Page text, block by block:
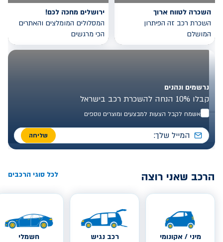
השכרה לטווח ארוך
השכרת רכב זה הפיתרון
המושלם
ירושלים מחכה לכם!
המסלולים המומלצים והאתרים
הכי מרגשים
נרשמים ונהנים
קבלו 10% הנחה להשכרת רכב בישראל
אשמח לקבל הצעות למבצעים ומוצרים נוספים
שליחה
הרכב שאני רוצה לכל סוגי הרכבים
מיני / אקונומי רכב נגיש חשמלי